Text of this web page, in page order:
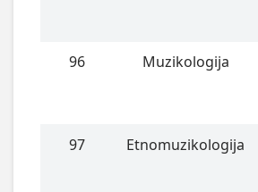
96 Muzikologija
97 Etnomuzikologija